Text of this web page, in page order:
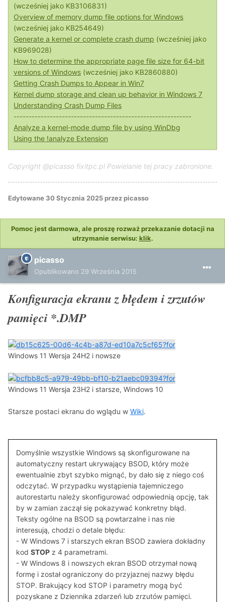
(wcześniej jako KB3106831)
Overview of memory dump file options for Windows
(wcześniej jako KB254649)
Generate a kernel or complete crash dump (wcześniej jako
KB969028)
How to determine the appropriate page file size for 64-bit
versions of Windows (wcześniej jako KB2860880)
Getting Crash Dumps to Appear in Win7
Kernel dump storage and clean up behavior in Windows 7
Understanding Crash Dump Files
-----------------------------------------------------------
Analyze a kernel-mode dump file by using WinDbg
Using the !analyze Extension
Copyright @picasso fixitpc.pl Powielanie tej pracy zabronione.
Edytowane 30 Stycznia 2025przez picasso
Pomoc jest darmowa, ale proszę rozważ przekazanie dotacji na
utrzymanie serwisu: klik.
picasso
Opublikowano 29 Września 2015
Konfiguracja ekranu z błędem i zrzutów
pamięci *.DMP
Windows 11 Wersja 24H2 i nowsze
Windows 11 Wersja 23H2 i starsze, Windows 10
Starsze postaci ekranu do wglądu w Wiki.
Domyślnie wszystkie Windows są skonfigurowane na
automatyczny restart ukrywający BSOD, który może
ewentualnie zbyt szybko mignąć, by dało się z niego coś
odczytać. W przypadku wystąpienia tajemniczego
autorestartu należy skonfigurować odpowiednią opcję, tak
by w zamian zaczął się pokazywać konkretny błąd.
Teksty ogólne na BSOD są powtarzalne i nas nie
interesują, chodzi o detale błędu:
- W Windows 7 i starszych ekran BSOD zawiera dokładny
kod STOP z 4 parametrami.
- W Windows 8 i nowszych ekran BSOD otrzymał nową
formę i został ograniczony do przyjaznej nazwy błędu
STOP. Brakujący kod STOP i parametry mogą być
pozyskane z Dziennika zdarzeń lub zrzutów pamięci.